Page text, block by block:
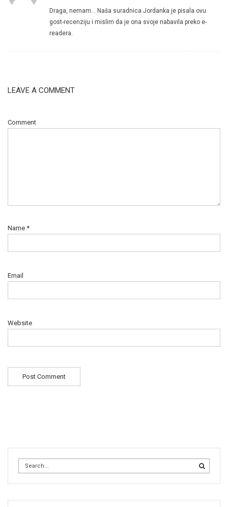
Draga, nemam… Naša suradnica Jordanka je pisala ovu
gost-recenziju i mislim da je ona svoje nabavila preko e-
readera.
LEAVE A COMMENT
Comment
Name *
Email
Website